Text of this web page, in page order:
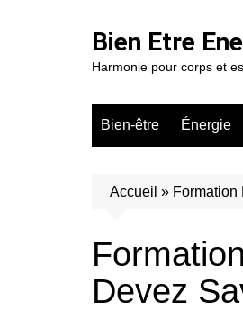
Bien Etre
Harmonie pour corps et
Bien-être Énergie
Accueil » Formation
Devez